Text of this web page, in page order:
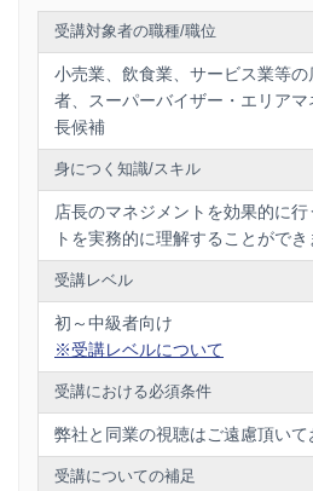
✓ 数値改善を行う店長を
✓ 店長が従業員を戦力
✓ フランチャイズ加盟店
い
【弊社の店長研修セミナ
弊社の店長研修セミナー
通りとなります。
～元店長の実体験から、
によって売上利益は変わ
《最大のメリットは・
・情報の共有化方法（朝礼、
・作業割当の効果的な運用
・シフト管理の効果的な運
・店長の悩みの改
受講対象者の職種/職位
小売業、飲食業、サービス業等
者、スーパーバイザー・エリア
長候補
身につく知識/スキル
店長のマネジメントを効果的に
トを実務的に理解することができ
受講レベル
初～中級者向け
※受講レベルについて
受講における必須条件
弊社と同業の視聴はご遠慮頂いて
受講についての補足